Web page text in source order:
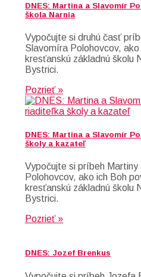
DNES: Martina a Slavomír
škola Narnia
Vypočujte si druhú časť
Slavomíra Polohovcov,
kresťanskú základnú školu
Bystrici.
Pozrieť »
DNES: Martina a Slavomír
školy a kazateľ
Vypočujte si príbeh
Polohovcov, ako ich Boh
kresťanskú základnú školu
Bystrici.
Pozrieť »
DNES: Jozef Brenkus